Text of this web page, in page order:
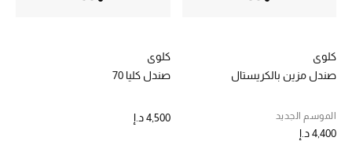
المصممون
المصممون أ-ي
كلوي
صندل مزين بالكريستال
الموسم الجديد
4,400 د.إ
كلوي
صندل كليا 70
4,500 د.إ